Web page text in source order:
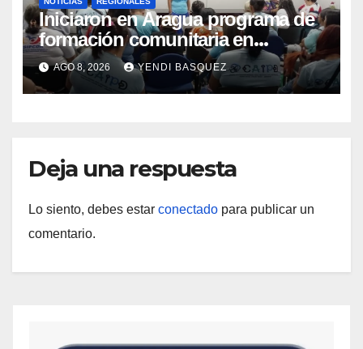
Iniciaron en Aragua programa de
formación comunitaria en
atención a personas con
discapacidad
AGO 8, 2026 YENDI BASQUEZ
Deja una respuesta
Lo siento, debes estar conectado para publicar un
comentario.